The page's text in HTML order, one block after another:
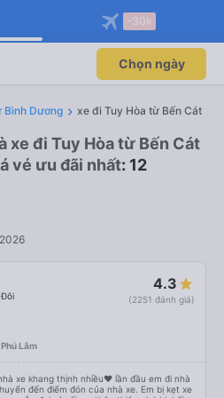
-30k
Chọn ngày
Bình Dương xe đi Tuy Hòa từ Bến Cát
xe đi Tuy Hòa từ Bến Cát
vé ưu đãi nhất: 12
Đôi
4.3
(2251 đánh giá)
Lâm
xe khang thịnh nhiều❤️ lần đầu em đi nhà
đến điểm đón của nhà xe. Em bị kẹt xe